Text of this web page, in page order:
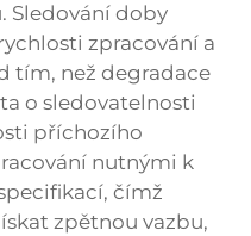
Sledování doby
zpracování a
tím, než degradace
o sledovatelnosti
příchozího
nutnými k
čímž
zpětnou vazbu,